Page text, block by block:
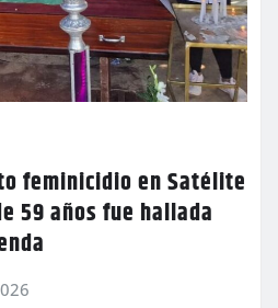
feminicidio en Satélite
59 años fue hallada